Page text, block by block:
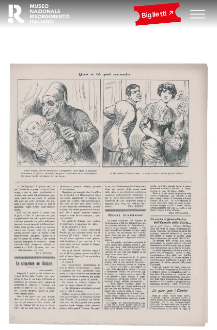
Biglietti